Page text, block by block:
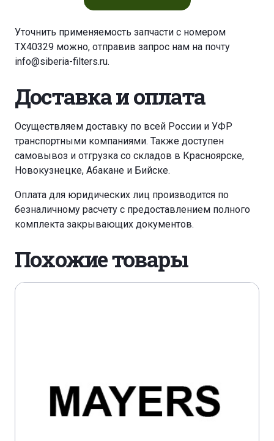
Уточнить применяемость запчасти с номером
TX40329 можно, отправив запрос нам на почту
info@siberia-filters.ru.
Доставка и оплата
Осуществляем доставку по всей России и УФР
транспортными компаниями. Также доступен
самовывоз и отгрузка со складов в Красноярске,
Новокузнецке, Абакане и Бийске.
Оплата для юридических лиц производится по
безналичному расчету с предоставлением полного
комплекта закрывающих документов.
Похожие товары